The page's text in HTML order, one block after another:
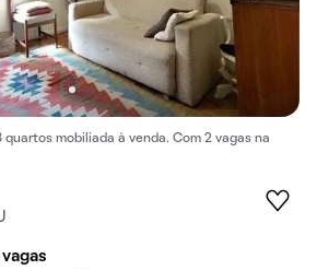
quartos mobiliada à venda. Com 2 vagas na
vagas